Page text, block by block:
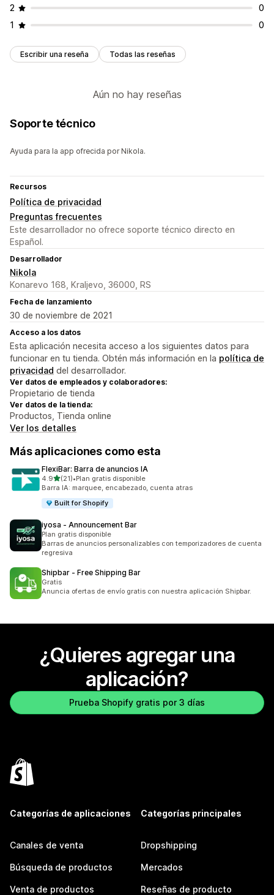
2
0
1
0
Escribir una reseña Todas las reseñas
Aún no hay reseñas
Soporte técnico
Ayuda para la app ofrecida por Nikola.
Recursos
Política de privacidad
Preguntas frecuentes
Este desarrollador no ofrece soporte técnico directo en
Español.
Desarrollador
Nikola
Konarevo 168, Kraljevo, 36000, RS
Fecha de lanzamiento
30 de noviembre de 2021
Acceso a los datos
Esta aplicación necesita acceso a los siguientes datos para
funcionar en tu tienda. Obtén más información en la política de
privacidad del desarrollador.
Ver datos de empleados y colaboradores:
Propietario de tienda
Ver datos de la tienda:
Productos, Tienda online
Ver los detalles
Más aplicaciones como esta
FlexiBar: Barra de anuncios IA
4.9de 5 estrellas
(21)
21 reseñas en total
•Plan gratis disponible
Barra IA: marquee, encabezado, cuenta atras
Built for Shopify
iyosa ‑ Announcement Bar
Plan gratis disponible
Barras de anuncios personalizables con temporizadores de cuenta
regresiva
Shipbar ‑ Free Shipping Bar
Gratis
Anuncia ofertas de envío gratis con nuestra aplicación Shipbar.
¿Quieres agregar una
aplicación?
Prueba Shopify gratis por 3 días
Categorías de aplicaciones
Canales de venta
Búsqueda de productos
Venta de productos
Categorías principales
Dropshipping
Mercados
Reseñas de producto